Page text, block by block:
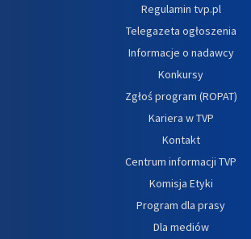
Regulamin tvp.pl
Telegazeta ogłoszenia
Informacje o nadawcy
Konkursy
Zgłoś program (ROPAT)
Kariera w TVP
Kontakt
Centrum informacji TVP
Komisja Etyki
Program dla prasy
Dla mediów